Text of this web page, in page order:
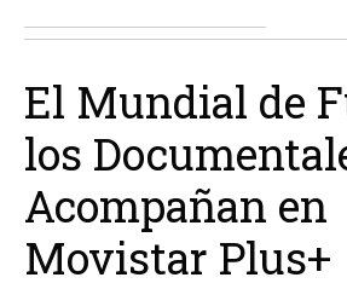
El Mundial de
los
Acompañan en
Movistar Plus+